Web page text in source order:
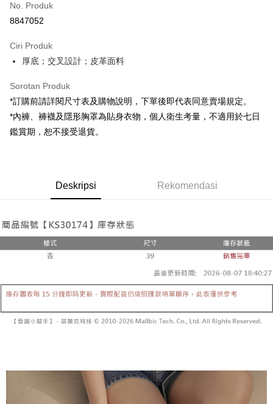
Pengambilan di Kedai Serbaneka
Apple Pay
Google Pay
OP Pay Later
Deskripsi
pengguna Taiwan Mobile tanpa memerlukan permohonan tambahan.
Later selepas pesanan dibuat. Anda perlu mengesahkan nombor telefon
mudah alih anda, memilih bilangan ansuran, dan menetapkan tarikh
akhir pembayaran. Transaksi akan dianggap selesai setelah pembayaran
Had kredit yang diluluskan, tempoh ansuran yang tersedia, dan yuran
yang dikenakan adalah tertakluk kepada maklumat yang dinyatakan
Jika transaksi tidak disahkan dalam masa 30 minit selepas pesanan
tidak dipenuhi; butiran penilaian khusus tidak akan didedahkan.
[Arahan Pembayaran]
Pertama, Mengenai Perkhidmatan AFTEE Beli Sekarang Bayar Kemudian
1. Dengan memilih AFTEE sebagai kaedah pembayaran, mesej
2. Anda boleh meneruskan pembayaran selepas pengesahan SMS.
dihantar ke alamat yang ditetapkan.
4. Setelah pesanan disahkan, anda akan menerima SMS pembayaran
pembayaran di empat kedai serbaneka utama, ATM atau perbankan
dalam talian dengan SMS pembayaran atau pemberitahuan tolak aplikasi
AFTEE.
Tempoh pembayaran dikira dari masa kedai meminta pembayaran anda,
Pemindahan ATM
Pilihan Penghantaran
全家取貨付款
付款後全家取貨
NT$60/pesanan | Penghantaran percuma untuk pesanan
NT$10,000/pesanan
已關閉，請勿下單(付取)
No. Produk
8847052
Ciri Produk
厚底；交叉設計；皮革面料
Sorotan Produk
*訂購前請詳閱尺寸表及購物說明，下單後即代表同意賣場規定。
*內褲、褲襪及隱形胸罩為貼身衣物，個人衛生考量，不適用於七日
鑑賞期，恕不接受退貨。
Deskripsi Rekomendasi